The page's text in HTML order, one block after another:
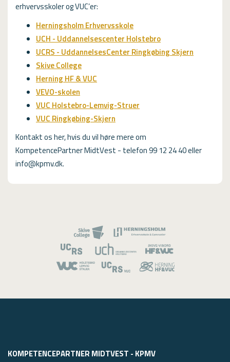
erhvervsskoler og VUC’er:
Herningsholm Erhvervsskole
UCH - Uddannelsescenter Holstebro
UCRS - UddannelsesCenter Ringkøbing Skjern
Skive College
Herning HF & VUC
VEVO-skolen
VUC Holstebro-Lemvig-Struer
VUC Ringkøbing-Skjern
Kontakt os her, hvis du vil høre mere om
KompetencePartner MidtVest - telefon 99 12 24 40 eller
info@kpmv.dk.
KOMPETENCEPARTNER MIDTVEST - KPMV